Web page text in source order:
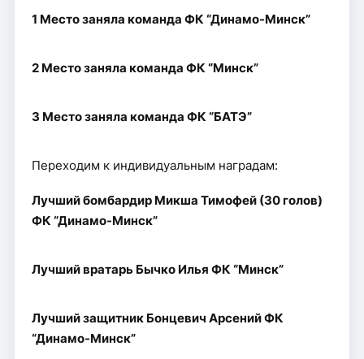
1 Место заняла команда ФК “Динамо-Минск”
2 Место заняла команда ФК “Минск”
3 Место заняла команда ФК “БАТЭ”
Переходим к индивидуальным наградам:
Лучший бомбардир Микша Тимофей (30 голов)
ФК “Динамо-Минск”
Лучший вратарь Бычко Илья ФК “Минск”
Лучший защитник Бонцевич Арсений ФК
“Динамо-Минск”